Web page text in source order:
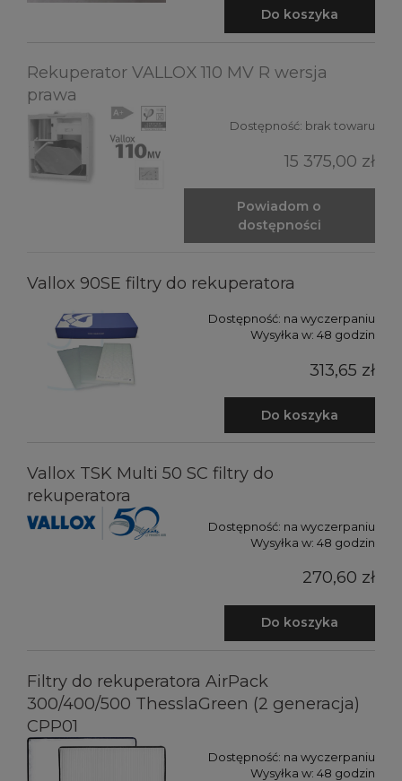
Do koszyka
Rekuperator VALLOX 110 MV R wersja
prawa
Dostępność: brak towaru
15 375,00 zł
Powiadom o
dostępności
Vallox 90SE filtry do rekuperatora
Dostępność: na wyczerpaniu
Wysyłka w: 48 godzin
313,65 zł
Do koszyka
Vallox TSK Multi 50 SC filtry do
rekuperatora
Dostępność: na wyczerpaniu
Wysyłka w: 48 godzin
270,60 zł
Do koszyka
Filtry do rekuperatora AirPack
300/400/500 ThesslaGreen (2 generacja)
CPP01
Dostępność: na wyczerpaniu
Wysyłka w: 48 godzin